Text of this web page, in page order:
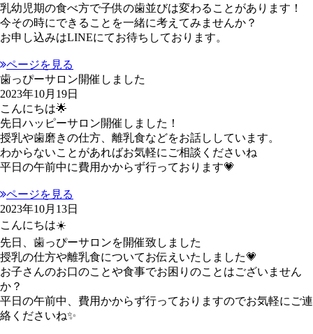
乳幼児期の食べ方で子供の歯並びは変わることがあります！
今その時にできることを一緒に考えてみませんか？
お申し込みはLINEにてお待ちしております。
ページを見る
歯っぴーサロン開催しました
2023年10月19日
こんにちは🌟
先日ハッピーサロン開催しました！
授乳や歯磨きの仕方、離乳食などをお話ししています。
わからないことがあればお気軽にご相談くださいね
平日の午前中に費用かからず行っております💗
ページを見る
2023年10月13日
こんにちは☀️
先日、歯っぴーサロンを開催致しました
授乳の仕方や離乳食についてお伝えいたしました💗
お子さんのお口のことや食事でお困りのことはございません
か？
平日の午前中、費用かからず行っておりますのでお気軽にご連
絡くださいね✨